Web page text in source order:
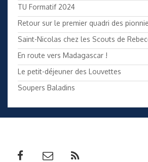
TU Formatif 2024
Retour sur le premier quadri des
Saint-Nicolas chez les Scouts de
En route vers Madagascar !
Le petit-déjeuner des Louvettes
Soupers Baladins